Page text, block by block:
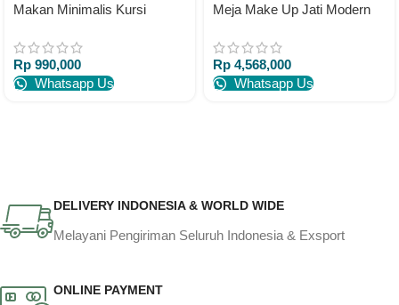
Makan Minimalis Kursi
Rp 990,000
Whatsapp Us
Meja Make Up Jati Modern
Rp 4,568,000
Whatsapp Us
DELIVERY INDONESIA & WORLD WIDE
Melayani Pengiriman Seluruh Indonesia & Exsport
ONLINE PAYMENT